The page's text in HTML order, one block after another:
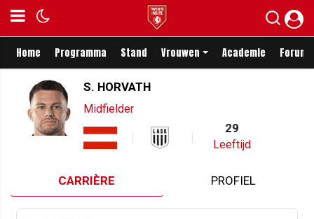
Home Programma Stand Vrouwen Academie Forum
S. HORVATH
Midfielder
29
Leeftijd
CARRIÈRE PROFIEL